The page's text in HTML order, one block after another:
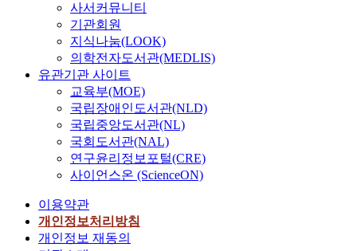
사서커뮤니티
기관회원
지식나눔(LOOK)
의학전자도서관(MEDLIS)
유관기관 사이트
교육부(MOE)
국립장애인도서관(NLD)
국립중앙도서관(NL)
국회도서관(NAL)
연구윤리정보포털(CRE)
사이언스온 (ScienceON)
이용약관
개인정보처리방침
개인정보 재동의